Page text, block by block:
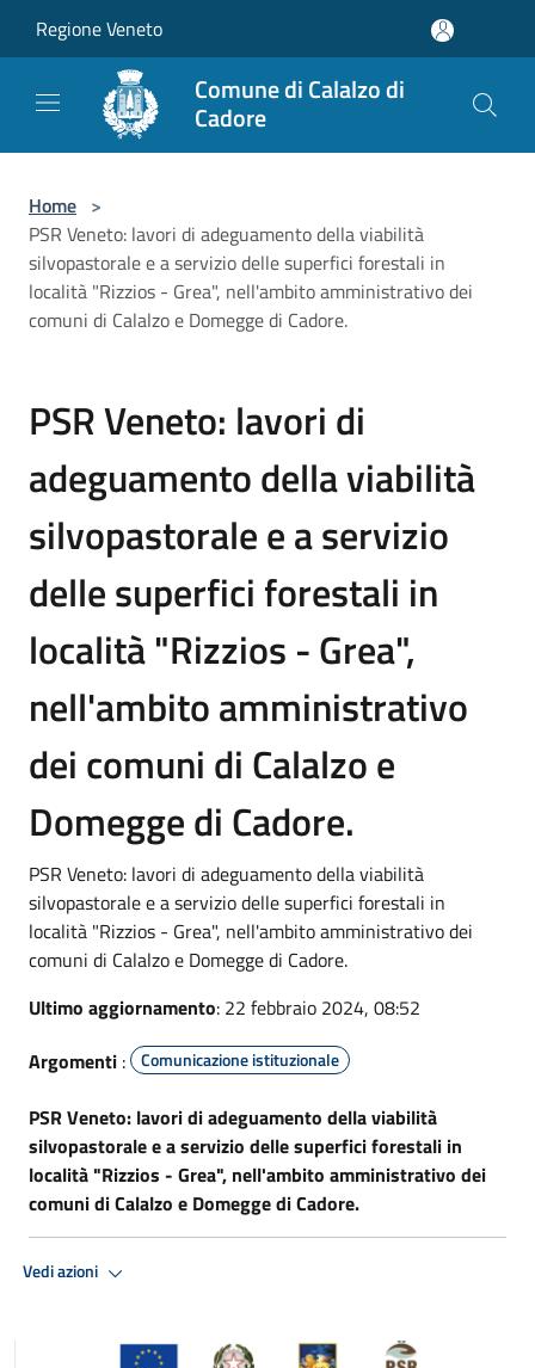
Regione Veneto
Comune di Calalzo di
Cadore
Home >
PSR Veneto: lavori di adeguamento della viabilità
silvopastorale e a servizio delle superfici forestali in
località "Rizzios - Grea", nell'ambito amministrativo dei
comuni di Calalzo e Domegge di Cadore.
PSR Veneto: lavori di
adeguamento della viabilità
silvopastorale e a servizio
delle superfici forestali in
località "Rizzios - Grea",
nell'ambito amministrativo
dei comuni di Calalzo e
Domegge di Cadore.
PSR Veneto: lavori di adeguamento della viabilità
silvopastorale e a servizio delle superfici forestali in
località "Rizzios - Grea", nell'ambito amministrativo dei
comuni di Calalzo e Domegge di Cadore.
Ultimo aggiornamento: 22 febbraio 2024, 08:52
Argomenti : Comunicazione istituzionale
PSR Veneto: lavori di adeguamento della viabilità
silvopastorale e a servizio delle superfici forestali in
località "Rizzios - Grea", nell'ambito amministrativo dei
comuni di Calalzo e Domegge di Cadore.
Vedi azioni